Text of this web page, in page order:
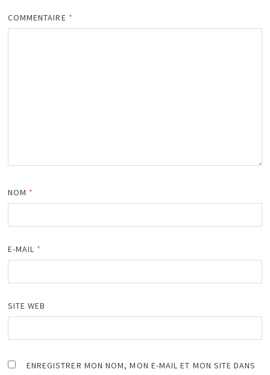
COMMENTAIRE *
NOM *
E-MAIL *
SITE WEB
ENREGISTRER MON NOM, MON E-MAIL ET MON SITE DANS